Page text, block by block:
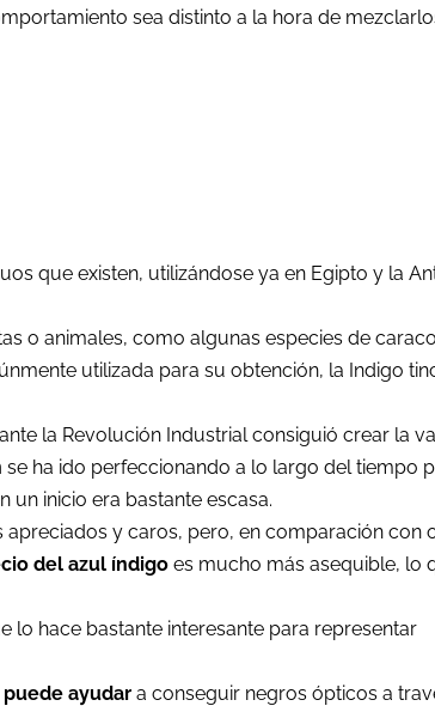
sea distinto a la hora de
que existen, utilizándose ya en Egipto y la
o animales, como algunas especies de
utilizada para su obtención, la Indigo
la Revolución Industrial consiguió crear la
se ha ido perfeccionando a lo largo del tiempo
un inicio era bastante escasa.
apreciados y caros, pero, en comparación con
del azul índigo es mucho más asequible, lo
lo hace bastante interesante para representar
puede ayudar a conseguir negros ópticos a